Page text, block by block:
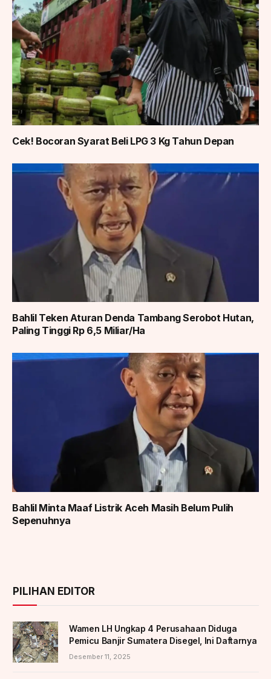
Cek! Bocoran Syarat Beli LPG 3 Kg Tahun Depan
Bahlil Teken Aturan Denda Tambang Serobot Hutan,
Paling Tinggi Rp 6,5 Miliar/Ha
Bahlil Minta Maaf Listrik Aceh Masih Belum Pulih
Sepenuhnya
PILIHAN EDITOR
Wamen LH Ungkap 4 Perusahaan Diduga
Pemicu Banjir Sumatera Disegel, Ini Daftarnya
Desember 11, 2025